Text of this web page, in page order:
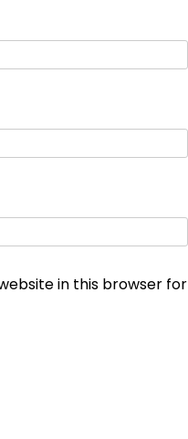
in this browser for